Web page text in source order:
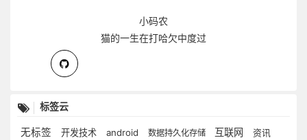
小码农
猫的一生在打哈欠中度过
标签云
无标签 开发技术 android 数据持久化存储 互联网 资讯